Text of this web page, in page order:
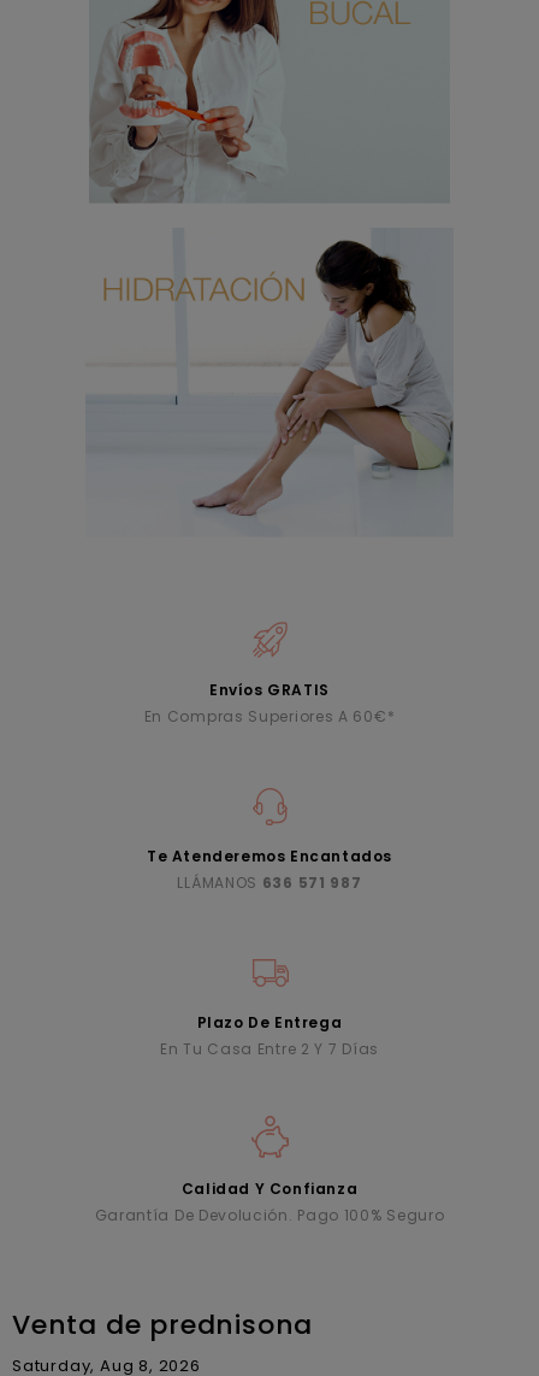
Envíos GRATIS
En Compras Superiores A 60€*
Te Atenderemos Encantados
LLÁMANOS 636 571 987
Plazo De Entrega
En Tu Casa Entre 2 Y 7 Días
Calidad Y Confianza
Garantía De Devolución. Pago 100% Seguro
Venta de prednisona
Saturday, Aug 8, 2026